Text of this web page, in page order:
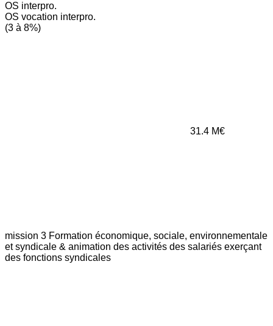
OS interpro.
OS vocation interpro.
(3 à 8%)
31.4 M€
mission 3 Formation économique, sociale, environnementale
et syndicale & animation des activités des salariés exerçant
des fonctions syndicales